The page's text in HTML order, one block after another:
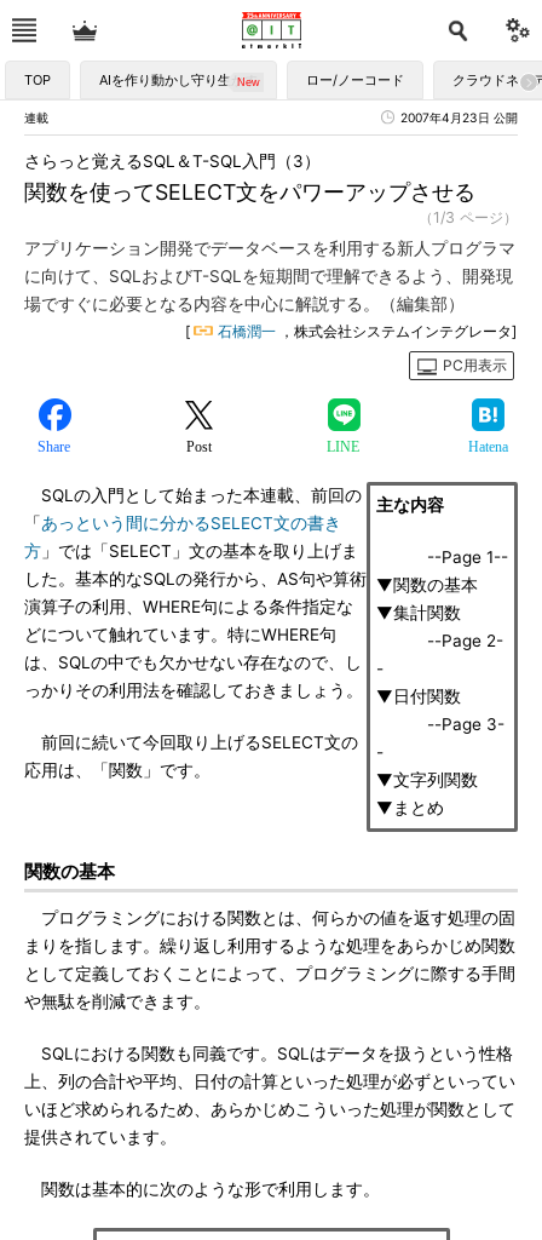
TOP AIを作り動かし守り生かす ロー/ノーコード クラウドネイ
連載 2007年4月23日 公開
関数を使ってSELECT文をパワーアップさせる
さらっと覚えるSQL＆T-SQL入門（3）
（1/3 ページ）
アプリケーション開発でデータベースを利用する新人プログラマ
に向けて、SQLおよびT-SQLを短期間で理解できるよう、開発現
場ですぐに必要となる内容を中心に解説する。（編集部）
[ 石橋潤一 ，株式会社システムインテグレータ]
PC用表示
Share Post LINE Hatena
主な内容
--Page 1--
▼関数の基本
▼集計関数
--Page 2-
-
▼日付関数
--Page 3-
-
▼文字列関数
▼まとめ
SQLの入門として始まった本連載、前回の
「あっという間に分かるSELECT文の書き
方 」では「SELECT」文の基本を取り上げま
した。基本的なSQLの発行から、AS句や算術
演算子の利用、WHERE句による条件指定な
どについて触れています。特にWHERE句
は、SQLの中でも欠かせない存在なので、し
っかりその利用法を確認しておきましょう。
前回に続いて今回取り上げるSELECT文の
応用は、「関数」です。
関数の基本
プログラミングにおける関数とは、何らかの値を返す処理の固
まりを指します。繰り返し利用するような処理をあらかじめ関数
として定義しておくことによって、プログラミングに際する手間
や無駄を削減できます。
SQLにおける関数も同義です。SQLはデータを扱うという性格
上、列の合計や平均、日付の計算といった処理が必ずといってい
いほど求められるため、あらかじめこういった処理が関数として
提供されています。
関数は基本的に次のような形で利用します。